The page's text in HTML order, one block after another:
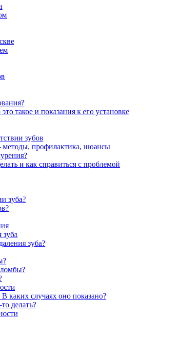
такое и показания к его установке
зубов
методы, профилактика, нюансы
и как справиться с проблемой
зуба?
зуба
зуба?
каких случаях оно показано?
делать?